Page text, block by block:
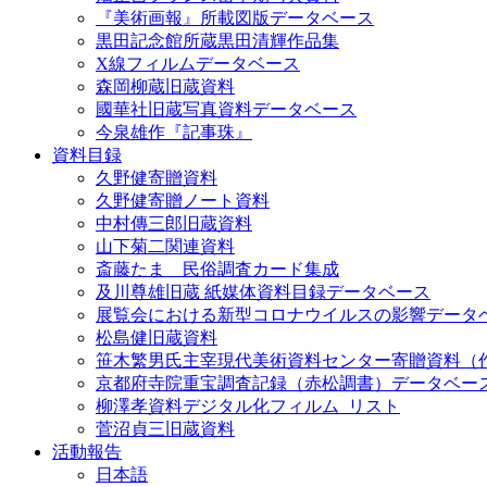
『美術画報』所載図版データベース
黒田記念館所蔵黒田清輝作品集
X線フィルムデータベース
森岡柳蔵旧蔵資料
國華社旧蔵写真資料データベース
今泉雄作『記事珠』
資料目録
久野健寄贈資料
久野健寄贈ノート資料
中村傳三郎旧蔵資料
山下菊二関連資料
斎藤たま 民俗調査カード集成
及川尊雄旧蔵 紙媒体資料目録データベース
展覧会における新型コロナウイルスの影響データ
松島健旧蔵資料
笹木繁男氏主宰現代美術資料センター寄贈資料（
京都府寺院重宝調査記録（赤松調書）データベー
柳澤孝資料デジタル化フィルム_リスト
菅沼貞三旧蔵資料
活動報告
日本語